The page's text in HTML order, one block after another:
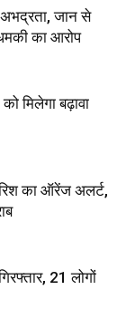
जान से
का आरोप
मिलेगा बढ़ावा
का ऑरेंज अलर्ट,
21 लोगों